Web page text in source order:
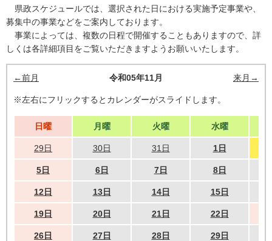
県政スケジュールでは、選択された日における実施予定事業や、
募集中の事業などをご案内しております。
事業によっては、複数の日程で開催することもありますので、詳
しくは各詳細項目をご覧いただきますようお願いいたします。
←前月 令和05年11月 来月→
※左右にフリックするとカレンダーがスライドします。
日曜 月曜 火曜 水曜
29日 30日 31日 1日
5日 6日 7日 8日
12日 13日 14日 15日
19日 20日 21日 22日
26日 27日 28日 29日